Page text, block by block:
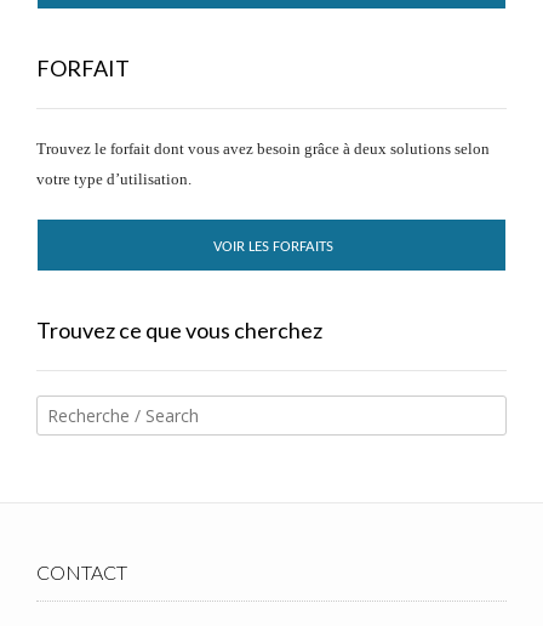
FORFAIT
Trouvez le forfait dont vous avez besoin grâce à deux solutions selon
votre type d’utilisation.
VOIR LES FORFAITS
Trouvez ce que vous cherchez
CONTACT